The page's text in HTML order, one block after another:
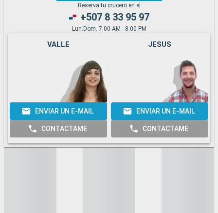
Reserva tu crucero en el
+507 8 33 95 97
Lun.Dom. 7.00 AM - 8.00 PM
VALLE
ENVIAR UN E-MAIL
CONTACTAME
JESUS
ENVIAR UN E-MAIL
CONTACTAME